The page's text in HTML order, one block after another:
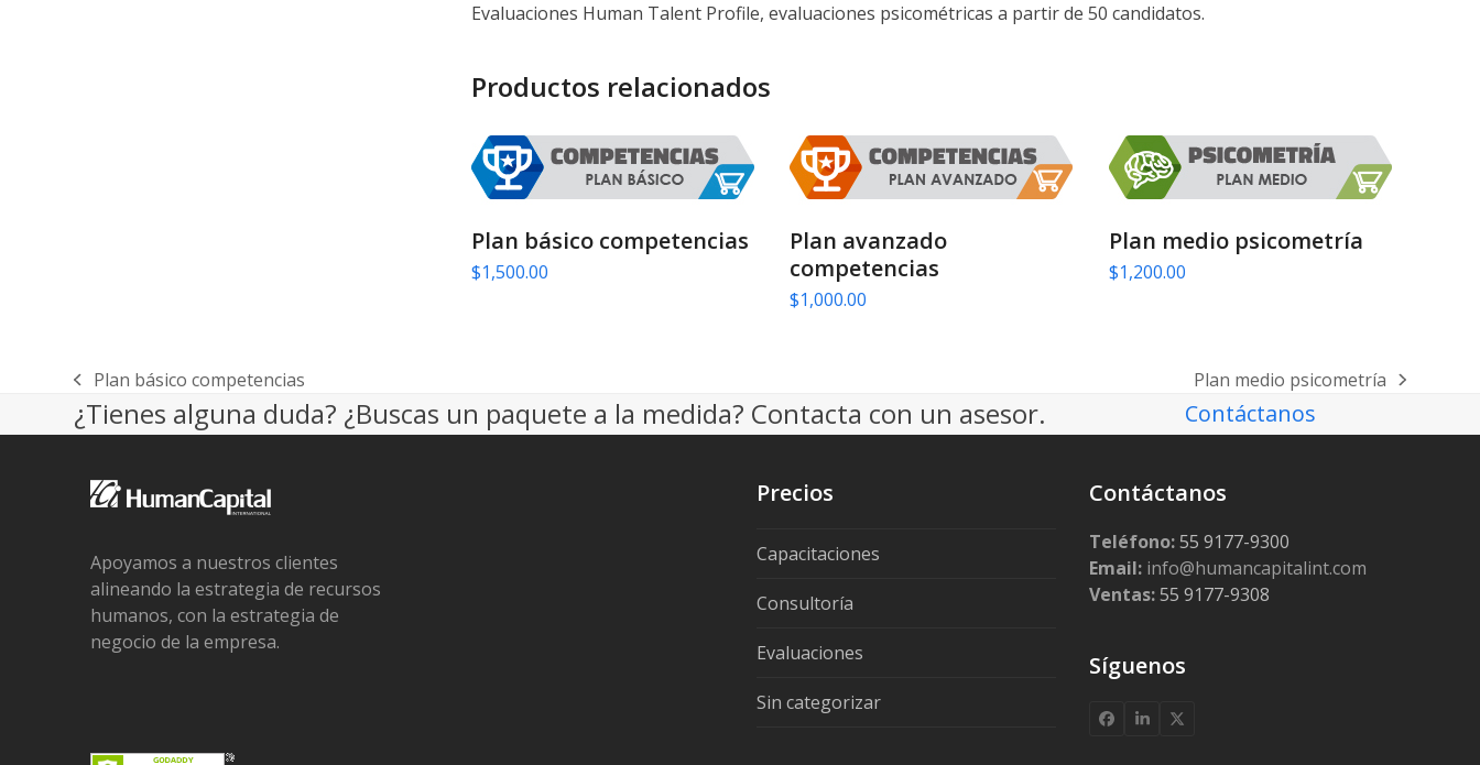
Evaluaciones Human Talent Profile, evaluaciones psicométricas a partir de 50 candidatos.
Productos relacionados
Plan básico competencias
$1,500.00
Plan avanzado
competencias
$1,000.00
Plan medio psicometría
$1,200.00
previous
post:
Plan básico competencias
next
post:
Plan medio psicometría
¿Tienes alguna duda? ¿Buscas un paquete a la medida? Contacta con un asesor. Contáctanos
Apoyamos a nuestros clientes
alineando la estrategia de recursos
humanos, con la estrategia de
negocio de la empresa.
Precios
Capacitaciones
Consultoría
Evaluaciones
Sin categorizar
Contáctanos
Teléfono:55 9177-9300
Email: info@humancapitalint.com
Ventas:55 9177-9308
Síguenos
Facebook
LinkedIn
X